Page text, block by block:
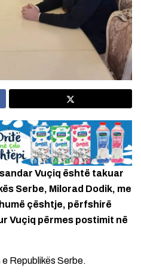
Vuçiq është takuar
Serbe, Milorad Dodik, me
çështje, përfshirë
Vuçiq përmes postimit në
e Republikës Serbe.